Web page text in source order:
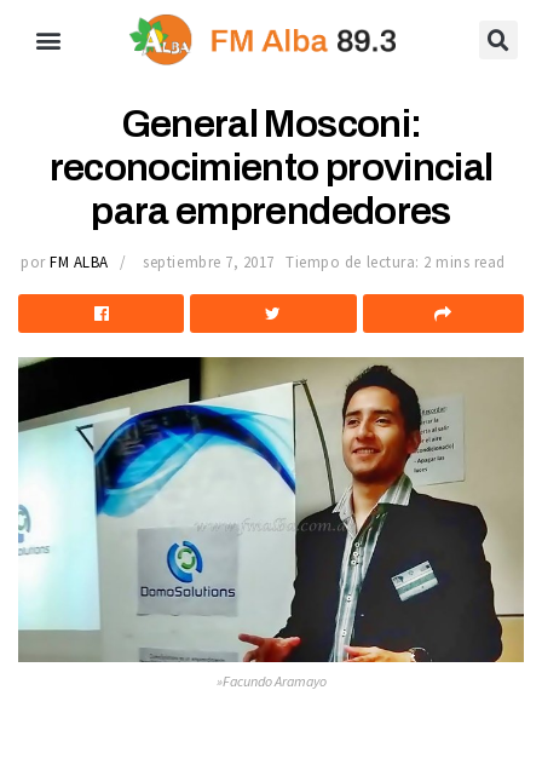
General Mosconi:
reconocimiento provincial
para emprendedores
por FM ALBA septiembre 7, 2017 Tiempo de lectura: 2 mins read
»Facundo Aramayo